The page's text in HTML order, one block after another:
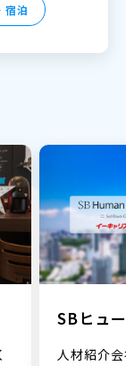
宿泊
SBヒュ
人材紹介